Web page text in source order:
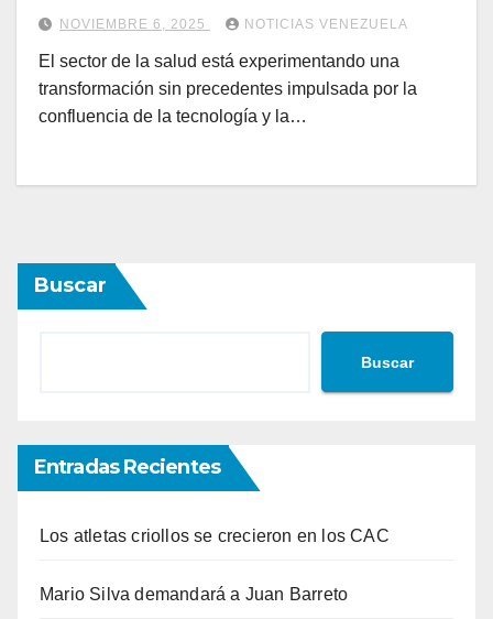
NOVIEMBRE 6, 2025 NOTICIAS VENEZUELA
El sector de la salud está experimentando una
transformación sin precedentes impulsada por la
confluencia de la tecnología y la…
Buscar
Buscar
Entradas Recientes
Los atletas criollos se crecieron en los CAC
Mario Silva demandará a Juan Barreto